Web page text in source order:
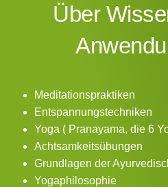
Über
Meditationspraktiken
Entspannungstechniken
Yoga ( Pranayama, die 6
Achtsamkeitsübungen
Grundlagen der
Yogaphilosophie